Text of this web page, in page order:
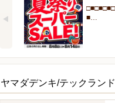
■…
ヤマダデンキ/テックラン